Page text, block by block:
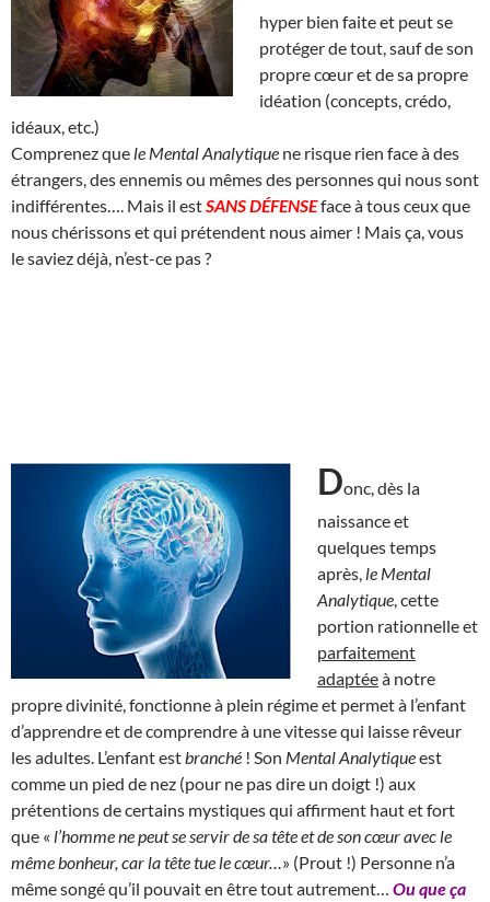
hyper bien faite et peut se
protéger de tout, sauf de son
propre cœur et de sa propre
idéation (concepts, crédo,
idéaux, etc.)
Comprenez que le Mental Analytique ne risque rien face à des
étrangers, des ennemis ou mêmes des personnes qui nous sont
indifférentes…. Mais il estSANS DÉFENSEface à tous ceux que
nous chérissons et qui prétendent nous aimer ! Mais ça, vous
le saviez déjà, n’est-ce pas ?
Donc, dès la
naissance et
quelques temps
après, le Mental
Analytique , cette
portion rationnelle et
parfaitement
adaptéeà notre
propre divinité, fonctionne à plein régime et permet à l’enfant
d’apprendre et de comprendre à une vitesse qui laisse rêveur
les adultes. L’enfant est branché ! Son Mental Analytiqueest
comme un pied de nez (pour ne pas dire un doigt !) aux
prétentions de certains mystiques qui affirment haut et fort
que « l’homme ne peut se servir de sa tête et de son cœur avec le
même bonheur, car la tête tue le cœur… » (Prout !) Personne n’a
même songé qu’il pouvait en être tout autrement… Ou que ça